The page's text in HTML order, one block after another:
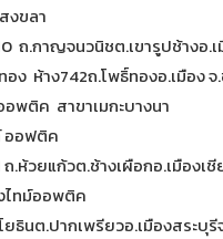
งขลา
ถ.กาญจนวนิชต.เขารูปช้างอ.
อง ห้าง742ถ.โพธิ์ทองอ.เมือง
อพติค สาขาเมกะบางนา
ออฟติค
.ห้วยแก้วต.ช้างเผือกอ.เมืองเ
ไทม์ออพติค
ธินต.ปากเพรียวอ.เมืองสระบุ